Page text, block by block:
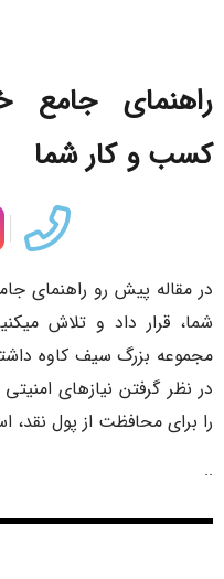
راهنمای جامع
کسب و کار شما
در مقاله پیش رو راهنمای
شما، قرار داد و تلاش
مجموعه بزرگ سیف کاوه
در نظر گرفتن نیازهای
را برای محافظت از پول نقد،
..